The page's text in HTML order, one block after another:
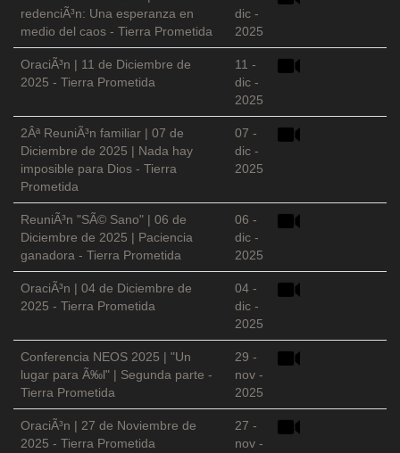
redenciÃ³n: Una esperanza en
medio del caos - Tierra Prometida
dic -
2025
OraciÃ³n | 11 de Diciembre de
2025 - Tierra Prometida
11 -
dic -
2025
2Âª ReuniÃ³n familiar | 07 de
Diciembre de 2025 | Nada hay
imposible para Dios - Tierra
Prometida
07 -
dic -
2025
ReuniÃ³n "SÃ© Sano" | 06 de
Diciembre de 2025 | Paciencia
ganadora - Tierra Prometida
06 -
dic -
2025
OraciÃ³n | 04 de Diciembre de
2025 - Tierra Prometida
04 -
dic -
2025
Conferencia NEOS 2025 | "Un
lugar para Ã‰l" | Segunda parte -
Tierra Prometida
29 -
nov -
2025
OraciÃ³n | 27 de Noviembre de
2025 - Tierra Prometida
27 -
nov -